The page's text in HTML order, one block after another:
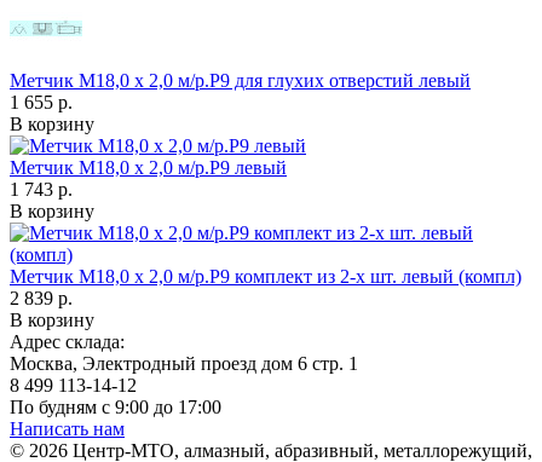
Метчик М18,0 х 2,0 м/р.Р9 для глухих отверстий левый
1 655 р.
В корзину
Метчик М18,0 х 2,0 м/р.Р9 левый
1 743 р.
В корзину
Метчик М18,0 х 2,0 м/р.Р9 комплект из 2-х шт. левый (компл)
2 839 р.
В корзину
Адрес склада:
Москва, Электродный проезд дом 6 стр. 1
8 499 113-14-12
По будням с 9:00 до 17:00
Написать нам
© 2026 Центр-МТО, алмазный, абразивный, металлорежущий,